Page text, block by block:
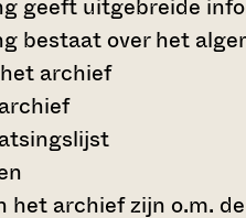
geeft uitgebreide
bestaat over het
archief
het archief zijn o.m.